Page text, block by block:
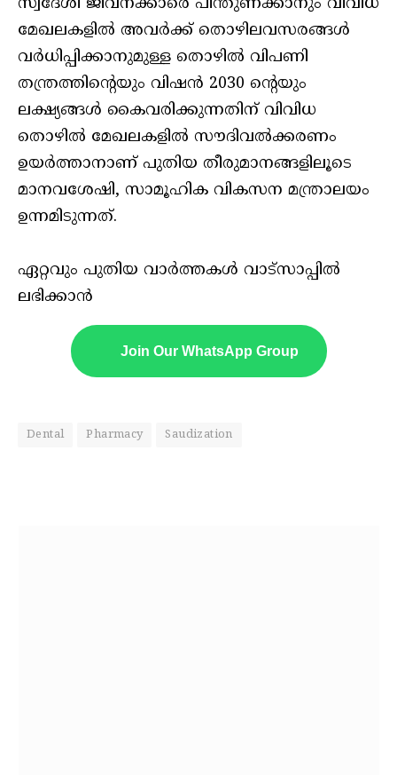
മേഖലകളില്‍ അവര്‍ക്ക് തൊഴിലവസരങ്ങള്‍
വര്‍ധിപ്പിക്കാനുമുള്ള തൊഴില്‍ വിപണി
തന്ത്രത്തിന്റെയും വിഷന്‍ 2030 ന്റെയും
ലക്ഷ്യങ്ങള്‍ കൈവരിക്കുന്നതിന് വിവിധ
തൊഴില്‍ മേഖലകളില്‍ സൗദിവല്‍ക്കരണം
ഉയര്‍ത്താനാണ് പുതിയ തീരുമാനങ്ങളിലൂടെ
മാനവശേഷി, സാമൂഹിക വികസന മന്ത്രാലയം
ഉന്നമിടുന്നത്.
ഏറ്റവും പുതിയ വാർത്തകൾ വാട്സാപ്പിൽ
ലഭിക്കാൻ
Join Our WhatsApp Group
Dental Pharmacy Saudization